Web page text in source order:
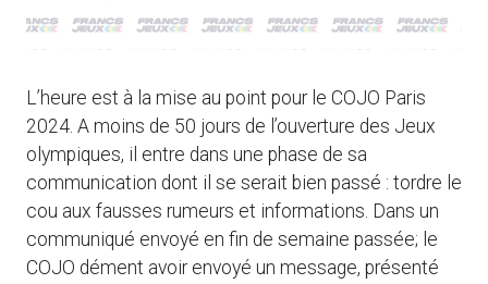
L’heure est à la mise au point pour le COJO Paris
2024. A moins de 50 jours de l’ouverture des Jeux
olympiques, il entre dans une phase de sa
communication dont il se serait bien passé : tordre le
cou aux fausses rumeurs et informations. Dans un
communiqué envoyé en fin de semaine passée; le
COJO dément avoir envoyé un message, présenté